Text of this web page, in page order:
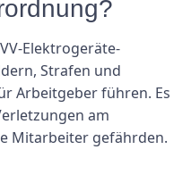
Elektrogeräte-
Strafen und
Arbeitgeber führen. Es
am
Mitarbeiter gefährden.